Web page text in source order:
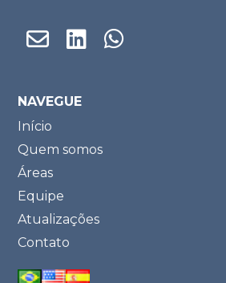
NAVEGUE
Início
Quem somos
Áreas
Equipe
Atualizações
Contato